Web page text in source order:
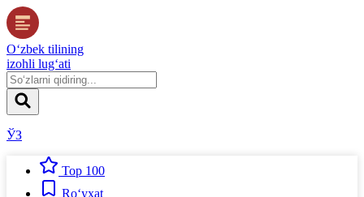
O‘zbek tilining
izohli lug‘ati
ЎЗ
Top 100
Ro‘yxat